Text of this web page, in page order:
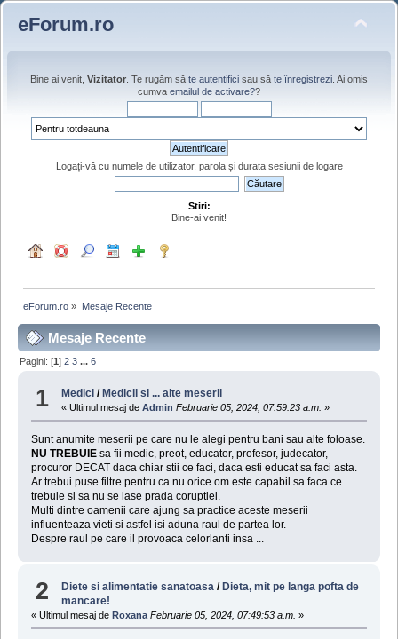
eForum.ro
Bine ai venit, Vizitator . Te rugăm să te autentifici sau să te înregistrezi . Ai omis
cumva emailul de activare??
Logați-vă cu numele de utilizator, parola și durata sesiunii de logare
Stiri:
Bine-ai venit!
eForum.ro » Mesaje Recente
Mesaje Recente
Pagini: [1]2 3 ...6
1 Medici / Medicii si ... alte meserii
« Ultimul mesaj deAdmin Februarie 05, 2024, 07:59:23 a.m. »
Sunt anumite meserii pe care nu le alegi pentru bani sau alte foloase.
NU TREBUIEsa fii medic, preot, educator, profesor, judecator,
procuror DECAT daca chiar stii ce faci, daca esti educat sa faci asta.
Ar trebui puse filtre pentru ca nu orice om este capabil sa faca ce
trebuie si sa nu se lase prada coruptiei.
Multi dintre oamenii care ajung sa practice aceste meserii
influenteaza vieti si astfel isi aduna raul de partea lor.
Despre raul pe care il provoaca celorlanti insa ...
2 Diete si alimentatie sanatoasa /Dieta, mit pe langa pofta de
mancare!
« Ultimul mesaj de Roxana Februarie 05, 2024, 07:49:53 a.m. »